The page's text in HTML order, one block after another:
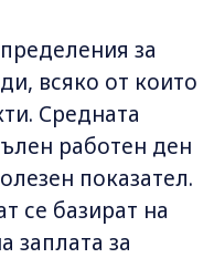
за
всяко от които
Средната
работен ден
показател.
се базират на
заплата за